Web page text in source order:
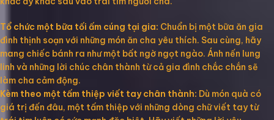
Tổ chức một bữa tối ấm cúng tại gia: Chuẩn bị một bữa ăn gia
đình thịnh soạn với những món ăn cha yêu thích. Sau cùng, hãy
mang chiếc bánh ra như một bất ngờ ngọt ngào. Ánh nến lung
linh và những lời chúc chân thành từ cả gia đình chắc chắn sẽ
làm cha cảm động.
Kèm theo một tấm thiệp viết tay chân thành: Dù món quà có
giá trị đến đâu, một tấm thiệp với những dòng chữ viết tay từ